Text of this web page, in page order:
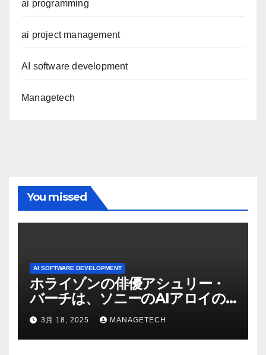
ai programming
ai project management
AI software development
Managetech
You missed
AI SOFTWARE DEVELOPMENT
ホライゾンの俳優アシュリー・
バーチは、ソニーのAIアロイの
ビデオを見て「ゲームパフォー
マンスという芸術形式に不安を
感じた」と語る – IGN
3月 18, 2025 MANAGETECH